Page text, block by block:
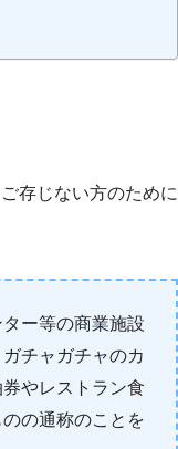
存じない方のために
ー等の商業施設
チャガチャのカ
やレストラン食
の通称のことを